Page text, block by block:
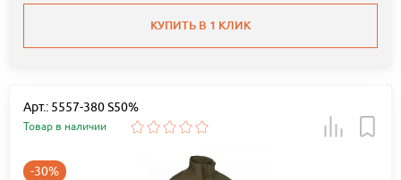
КУПИТЬ В 1 КЛИК
Арт.: 5557-380 S50%
Товар в наличии
-30%